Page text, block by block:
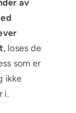
av
, loses de
som er
ikke
i.